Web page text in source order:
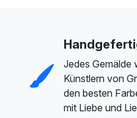
Jedes Gemälde
Künstlern von
den besten
mit Liebe und